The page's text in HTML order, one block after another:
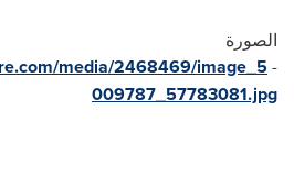
الصورة
-
media/2468469/image_5
009787_57783081.jpg